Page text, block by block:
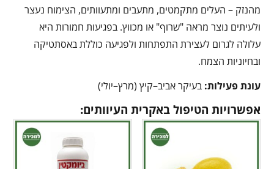
מהנזק – העלים מתקמטים, מתעבים ומתעוותים, הצימוח נעצר
ולעיתים נוצר מראה "שרוף" או מכווץ. בפגיעות חמורות היא
עלולה לגרום לעצירת התפתחות ולפגיעה כוללת באסתטיקה
ובחיוניות הצמח.
עונת פעילות: בעיקר אביב–קיץ (מרץ–יולי)
אפשרויות הטיפול באקרית העיוותים: